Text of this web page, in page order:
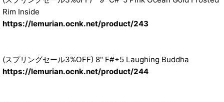
Rim Inside
https://lemurian.ocnk.net/product/243
(スプリングセール3%OFF) 8" F#+5 Laughing Buddha
https://lemurian.ocnk.net/product/244